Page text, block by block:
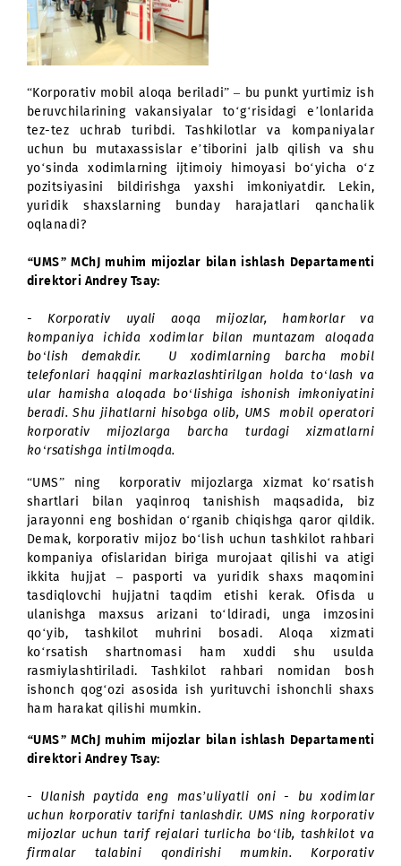
“Korporativ mobil aloqa beriladi” – bu punkt yurtimiz
beruvchilarining vakansiyalar to‘g‘risidagi
tez-tez uchrab turibdi. Tashkilotlar va
uchun bu mutaxassislar e’tiborini jalb qilish va
pozitsiyasini bildirishga yaxshi imkoniyatdir.
yuridik shaxslarning bunday harajatlari
oqlanadi?
“UMS” MChJ muhim mijozlar bilan ishlash
direktori Andrey Tsay:
- Korporativ uyali aoqa mijozlar, hamkorlar
kompaniya ichida xodimlar bilan muntazam
bo‘lish demakdir. U xodimlarning barcha
telefonlari haqqini markazlashtirilgan holda to‘lash
ular hamisha aloqada bo‘lishiga ishonish
beradi. Shu jihatlarni hisobga olib, UMS mobil
korporativ mijozlarga barcha turdagi
ko‘rsatishga intilmoqda.
“UMS” ning korporativ mijozlarga xizmat
shartlari bilan yaqinroq tanishish maqsadida,
jarayonni eng boshidan o‘rganib chiqishga qaror
Demak, korporativ mijoz bo‘lish uchun tashkilot
kompaniya ofislaridan biriga murojaat qilishi va
ikkita hujjat – pasporti va yuridik shaxs
ulanishga maxsus arizani to‘ldiradi, unga
qo‘yib, tashkilot muhrini bosadi. Aloqa
ko‘rsatish shartnomasi ham xuddi shu
rasmiylashtiriladi. Tashkilot rahbari nomidan
ishonch qog‘ozi asosida ish yurituvchi ishonchli
ham harakat qilishi mumkin.